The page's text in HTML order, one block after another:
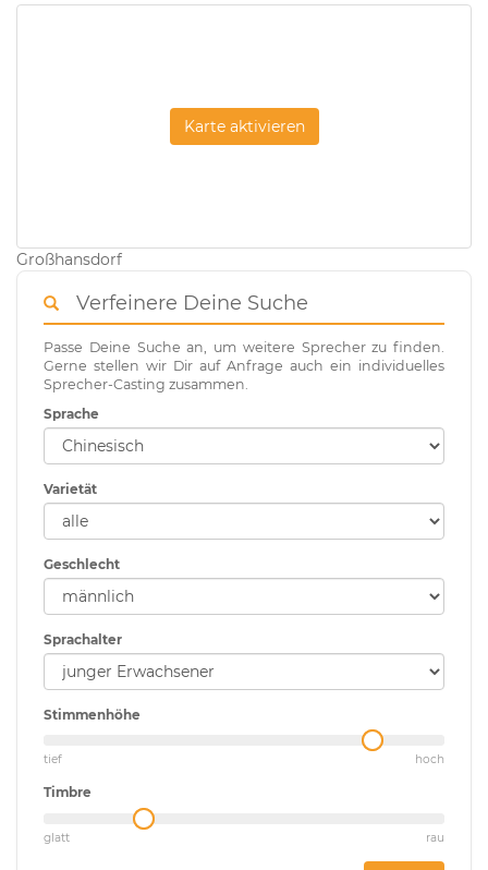
Karte aktivieren
Großhansdorf
Verfeinere Deine Suche
Passe Deine Suche an, um weitere Sprecher zu finden.
Gerne stellen wir Dir auf Anfrage auch ein individuelles
Sprecher-Casting zusammen.
Sprache
Varietät
Geschlecht
Sprachalter
Stimmenhöhe
tief hoch
Timbre
glatt rau